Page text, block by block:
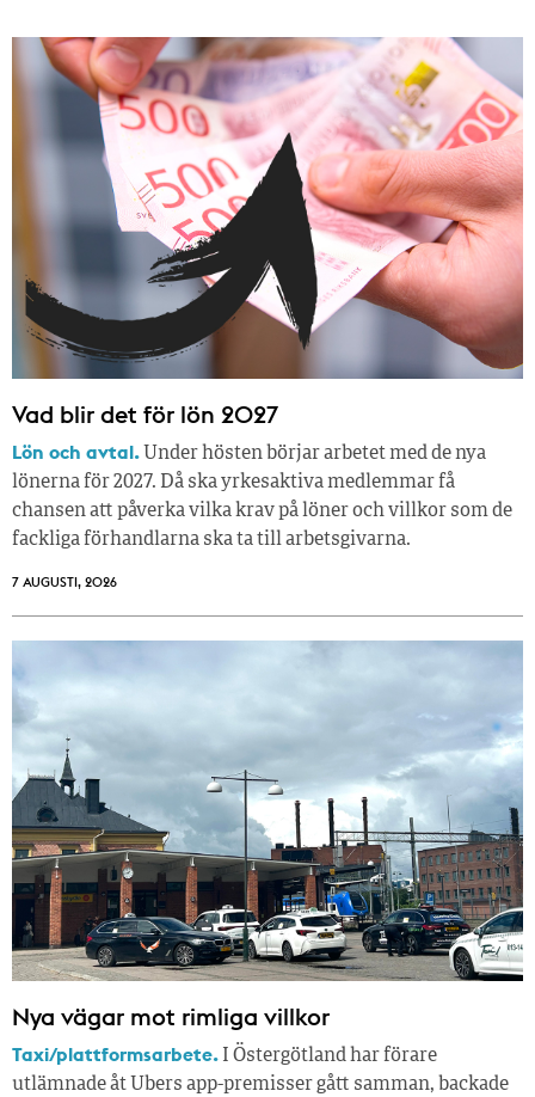
Vad blir det för lön 2027
Lön och avtal. Under hösten börjar arbetet med de nya
lönerna för 2027. Då ska yrkesaktiva medlemmar få
chansen att påverka vilka krav på löner och villkor som de
fackliga förhandlarna ska ta till arbetsgivarna.
7 AUGUSTI, 2026
Nya vägar mot rimliga villkor
Taxi/plattformsarbete. I Östergötland har förare
utlämnade åt Ubers app-premisser gått samman, backade